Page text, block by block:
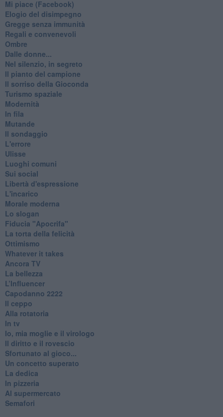
Mi piace (Facebook)
Elogio del disimpegno
Gregge senza immunità
Regali e convenevoli
Ombre
Dalle donne...
Nel silenzio, in segreto
Il pianto del campione
Il sorriso della Gioconda
Turismo spaziale
Modernità
In fila
Mutande
Il sondaggio
L'errore
Ulisse
Luoghi comuni
Sui social
Libertà d'espressione
L'incarico
Morale moderna
Lo slogan
Fiducia "Apocrifa"
La torta della felicità
Ottimismo
Whatever it takes
Ancora TV
La bellezza
L’Influencer
​Capodanno 2222
Il ceppo
Alla rotatoria
In tv
Io, mia moglie e il virologo
Il diritto e il rovescio
Sfortunato al gioco...
Un concetto superato
La dedica
In pizzeria
Al supermercato
Semafori